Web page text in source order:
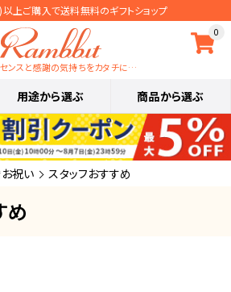
上ご購入で送料無料のギフトショップ
0
ンスと感謝の気持ちをカタチに…
用途から選ぶ 商品から選ぶ
祝い スタッフおすすめ
め